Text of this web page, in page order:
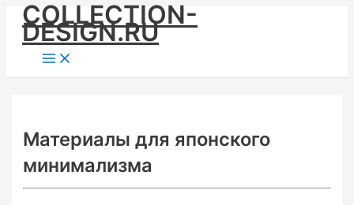
Skip
content
COLLECTION-
DESIGN.RU
Main
Menu
Материалы для японского
минимализма